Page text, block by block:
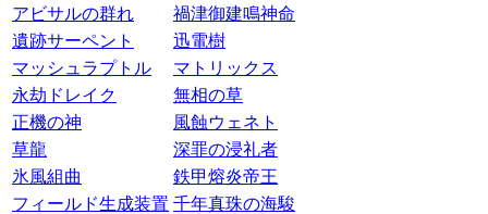
アビサルの群れ
禍津御建鳴神命
遺跡サーペント
迅電樹
マッシュラプトル
マトリックス
永劫ドレイク
無相の草
正機の神
風蝕ウェネト
草龍
深罪の浸礼者
氷風組曲
鉄甲熔炎帝王
フィールド生成装置 千年真珠の海駿